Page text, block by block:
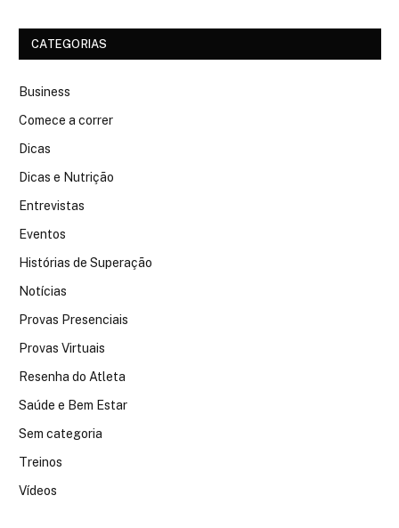
CATEGORIAS
Business
Comece a correr
Dicas
Dicas e Nutrição
Entrevistas
Eventos
Histórias de Superação
Notícias
Provas Presenciais
Provas Virtuais
Resenha do Atleta
Saúde e Bem Estar
Sem categoria
Treinos
Vídeos